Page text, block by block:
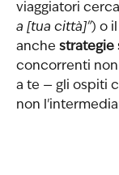
viaggiatori
a [tua città]") o
anche strategie
concorrenti
a te — gli ospiti
non